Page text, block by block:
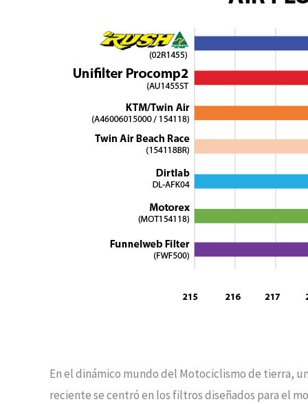
En el dinámico mundo del Motociclismo de tierra,
reciente se centró en los filtros diseñados para el